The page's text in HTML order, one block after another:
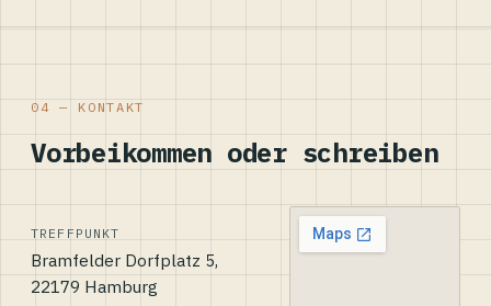
04 — KONTAKT
Vorbeikommen oder schreiben
TREFFPUNKT
Bramfelder Dorfplatz 5,
22179 Hamburg